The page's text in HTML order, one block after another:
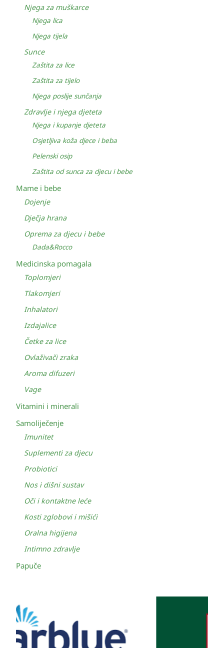
Njega za muškarce
Njega lica
Njega tijela
Sunce
Zaštita za lice
Zaštita za tijelo
Njega poslije sunčanja
Zdravlje i njega djeteta
Njega i kupanje djeteta
Osjetljiva koža djece i beba
Pelenski osip
Zaštita od sunca za djecu i bebe
Mame i bebe
Dojenje
Dječja hrana
Oprema za djecu i bebe
Dada&Rocco
Medicinska pomagala
Toplomjeri
Tlakomjeri
Inhalatori
Izdajalice
Četke za lice
Ovlaživači zraka
Aroma difuzeri
Vage
Vitamini i minerali
Samoliječenje
Imunitet
Suplementi za djecu
Probiotici
Nos i dišni sustav
Oči i kontaktne leće
Kosti zglobovi i mišići
Oralna higijena
Intimno zdravlje
Papuče